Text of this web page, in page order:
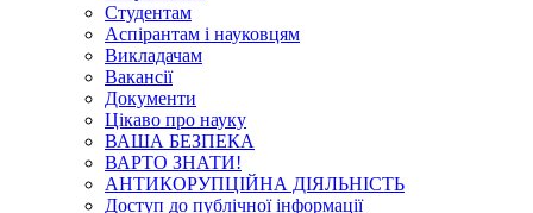
Студентам
Аспірантам і науковцям
Викладачам
Вакансії
Документи
Цікаво про науку
ВАША БЕЗПЕКА
ВАРТО ЗНАТИ!
АНТИКОРУПЦІЙНА ДІЯЛЬНІСТЬ
Доступ до публічної інформації